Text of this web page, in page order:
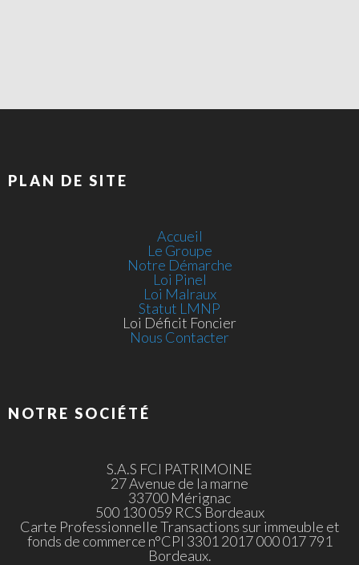
PLAN DE SITE
Accueil
Le Groupe
Notre Démarche
Loi Pinel
Loi Malraux
Statut LMNP
Loi Déficit Foncier
Nous Contacter
NOTRE SOCIÉTÉ
S.A.S FCI PATRIMOINE
27 Avenue de la marne
33700 Mérignac
500 130 059 RCS Bordeaux
Carte Professionnelle Transactions sur immeuble et
fonds de commerce n°CPI 3301 2017 000 017 791
Bordeaux.